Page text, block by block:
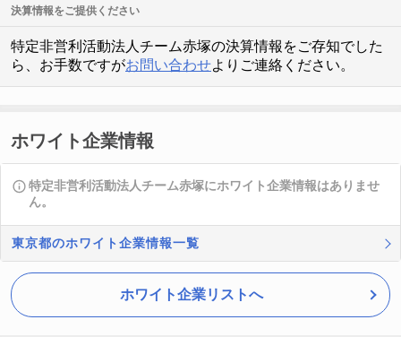
決算情報をご提供ください
特定非営利活動法人チーム赤塚の決算情報をご存知でした
ら、お手数ですがお問い合わせよりご連絡ください。
ホワイト企業情報
特定非営利活動法人チーム赤塚にホワイト企業情報はありませ
ん。
東京都のホワイト企業情報一覧
ホワイト企業リストへ